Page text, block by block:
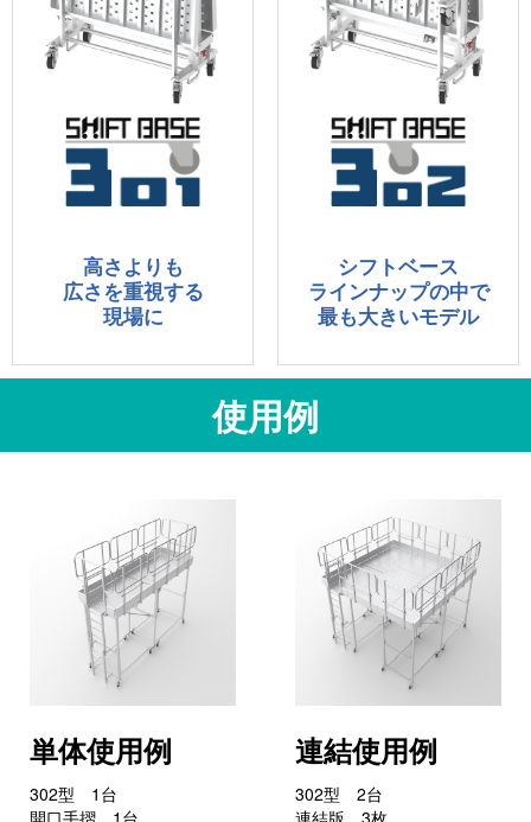
高さよりも
広さを重視する
現場に
シフトベース
ラインナップの中で
最も大きいモデル
使用例
単体使用例
302型 1台
開口手摺 1台
連結使用例
302型 2台
連結版 3枚